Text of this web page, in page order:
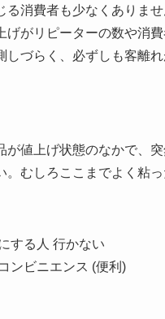
る消費者も少なくありませ
げがリピーターの数や消
しづらく、必ずしも客離
が値上げ状態のなかで、
。むしろここまでよく粘っ
する人 行かない
ンビニエンス (便利)